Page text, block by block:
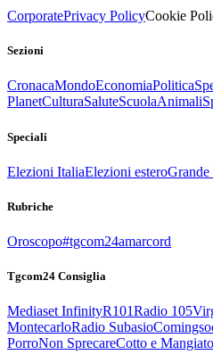
CorporatePrivacy PolicyCookie
Sezioni
CronacaMondoEconomiaPolitica
PlanetCulturaSaluteScuolaAnimali
Speciali
Elezioni ItaliaElezioni estero
Rubriche
Oroscopo#tgcom24amarcord
Tgcom24 Consiglia
Mediaset InfinityR101Radio 105
MontecarloRadio Subasio
PorroNon SprecareCotto e Mangiato